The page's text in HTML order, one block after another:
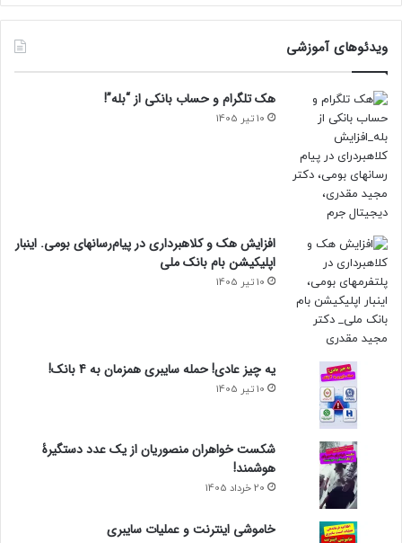
ویدئوهای آموزشی
هک تلگرام و حساب بانکی از “بله”!
10 تیر 1405
افزایش هک و کلاهبرداری در پیام‌رسانهای بومی. اینبار
اپلیکیشن بام‌ بانک ملی
10 تیر 1405
یه چیز عادی! حمله سایبری همزمان به 4 بانک!
10 تیر 1405
شکست خواهران منصوریان از یک عدد دستگیرۀ
هوشمند!
20 خرداد 1405
خاموشی اینترنت و عملیات سایبری